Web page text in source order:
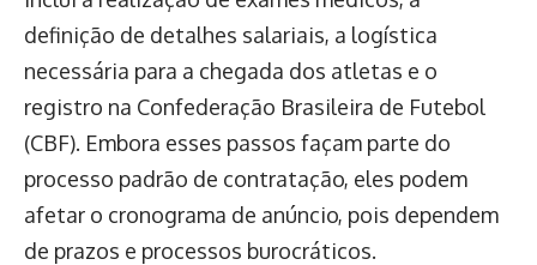
definição de detalhes salariais, a logística
necessária para a chegada dos atletas e o
registro na Confederação Brasileira de Futebol
(CBF). Embora esses passos façam parte do
processo padrão de contratação, eles podem
afetar o cronograma de anúncio, pois dependem
de prazos e processos burocráticos.